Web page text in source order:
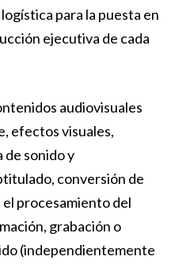
para la puesta en
ejecutiva de cada
audiovisuales
efectos visuales,
de sonido y
conversión de
procesamiento del
grabación o
(independientemente